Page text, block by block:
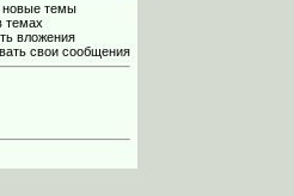
новые темы
темах
вложения
свои сообщения